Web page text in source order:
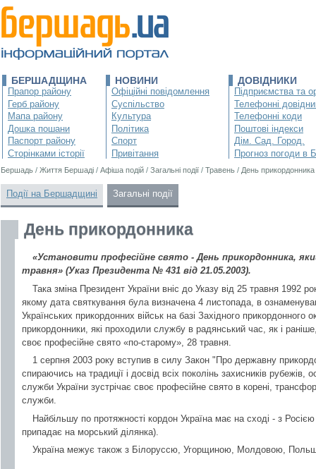
БЕРШАДЩИНА
Прапор району
Герб району
Мапа району
Дошка пошани
Паспорт району
Сторінками історії
НОВИНИ
Офіційні повідомлення
Суспільство
Культура
Політика
Спорт
Привітання
ДОВІДНИКИ
Підприємства та
Телефонні
Телефонні коди
Поштові індекси
Дім. Сад. Город.
Прогноз погоди в
Бершадь / Життя Бершаді / Афіша подій / Загальні події / Травень / День прикордонника
Події на Бершадщині Загальні події
День прикордонника
«Установити професійне свято - День прикордонника,
травня» (Указ Президента № 431 від 21.05.2003).
Така зміна Президент України вніс до Указу від 25 травня 1992
якому дата святкування була визначена 4 листопада, в
Українських прикордонних військ на базі Західного
прикордонники, які проходили службу в радянський час, як і
своє професійне свято «по-старому», 28 травня.
1 серпня 2003 року вступив в силу Закон "Про державну
спираючись на традиції і досвід всіх поколінь захисників
служби України зустрічає своє професійне свято в корені,
служби.
Найбільшу по протяжності кордон Україна має на сході - з
припадає на морський ділянка).
Україна межує також з Білоруссю, Угорщиною, Молдовою,